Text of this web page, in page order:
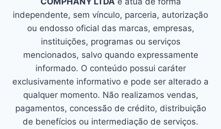
independente, sem vínculo, parceria, autorização
ou endosso oficial das marcas, empresas,
instituições, programas ou serviços
mencionados, salvo quando expressamente
informado. O conteúdo possui caráter
exclusivamente informativo e pode ser alterado a
qualquer momento. Não realizamos vendas,
pagamentos, concessão de crédito, distribuição
de benefícios ou intermediação de serviços.